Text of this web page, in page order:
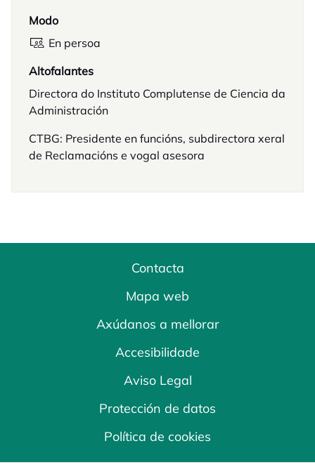
Modo
En persoa
Altofalantes
Directora do Instituto Complutense de Ciencia da
Administración
CTBG: Presidente en funcións, subdirectora xeral
de Reclamacións e vogal asesora
Contacta
Mapa web
Axúdanos a mellorar
Accesibilidade
Aviso Legal
Protección de datos
Política de cookies